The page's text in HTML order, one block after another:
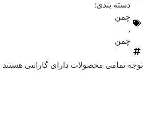
دسته بندی:
چمن
,
چمن
توجه تمامی محصولات دارای گارانتی